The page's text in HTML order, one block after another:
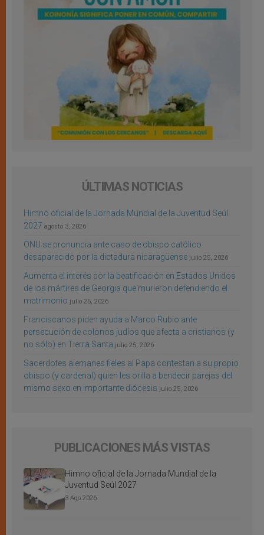
ÚLTIMAS NOTICIAS
Himno oficial de la Jornada Mundial de la Juventud Seúl
2027 agosto 3, 2026
ONU se pronuncia ante caso de obispo católico
desaparecido por la dictadura nicaragüense julio 25, 2026
Aumenta el interés por la beatificación en Estados Unidos
de los mártires de Georgia que murieron defendiendo el
matrimonio julio 25, 2026
Franciscanos piden ayuda a Marco Rubio ante
persecución de colonos judíos que afecta a cristianos (y
no sólo) en Tierra Santa julio 25, 2026
Sacerdotes alemanes fieles al Papa contestan a su propio
obispo (y cardenal) quien les orilla a bendecir parejas del
mismo sexo en importante diócesis julio 25, 2026
PUBLICACIONES MÁS VISTAS
Himno oficial de la Jornada Mundial de la
Juventud Seúl 2027
3 Ago 2026